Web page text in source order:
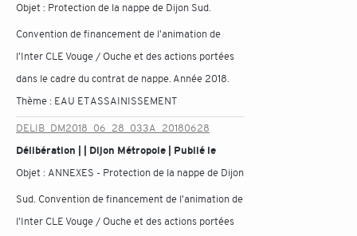
Objet : Protection de la nappe de Dijon Sud.
Convention de financement de l'animation de
l'Inter CLE Vouge / Ouche et des actions portées
dans le cadre du contrat de nappe. Année 2018.
Thème : EAU ET ASSAINISSEMENT
DELIB_DM2018_06_28_033A_20180628
Délibération | | Dijon Métropole | Publié le
Objet : ANNEXES - Protection de la nappe de Dijon
Sud. Convention de financement de l'animation de
l'Inter CLE Vouge / Ouche et des actions portées